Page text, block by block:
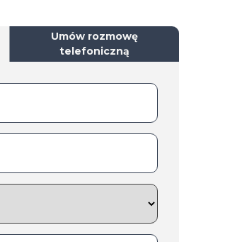
Umów rozmowę
telefoniczną